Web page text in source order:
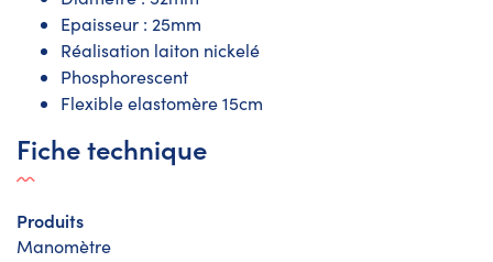
Epaisseur : 25mm
Réalisation laiton nickelé
Phosphorescent
Flexible elastomère 15cm
Fiche technique
Produits
Manomètre